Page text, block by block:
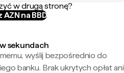
w drugą stronę?
na BBD
sekundach
wyślij bezpośrednio do
banku. Brak ukrytych opłat ani